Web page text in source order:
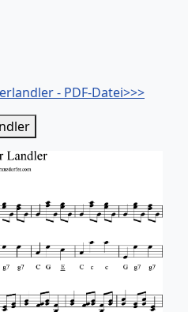
- PDF-Datei>>>